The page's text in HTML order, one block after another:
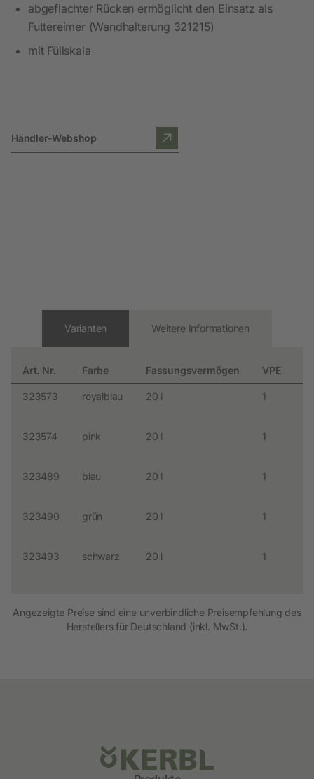
abgeflachter Rücken ermöglicht den Einsatz als
Futtereimer (Wandhalterung 321215)
mit Füllskala
Händler-Webshop
Varianten
Art. Nr. Farbe Fassungsvermögen VPE
323573 royalblau 20 l 1
323574 pink 20 l 1
323489 blau 20 l 1
323490 grün 20 l 1
323493 schwarz 20 l 1
Weitere Informationen
Angezeigte Preise sind eine unverbindliche Preisempfehlung des
Herstellers für Deutschland (inkl. MwSt.).